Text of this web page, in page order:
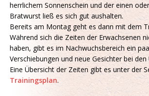
herrlichem Sonnenschein und der einen
Bratwurst ließ es sich gut aushalten.
Bereits am Montag geht es dann mit dem
Während sich die Zeiten der Erwachsenen
haben, gibt es im Nachwuchsbereich ein
Verschiebungen und neue Gesichter bei den
Eine Übersicht der Zeiten gibt es unter der
Trainingsplan.